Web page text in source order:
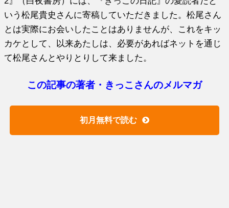
いう松尾貴史さんに寄稿していただきました。松尾さん
とは実際にお会いしたことはありませんが、これをキッ
カケとして、以来あたしは、必要があればネットを通じ
て松尾さんとやりとりして来ました。
この記事の著者・きっこさんのメルマガ
初月無料で読む